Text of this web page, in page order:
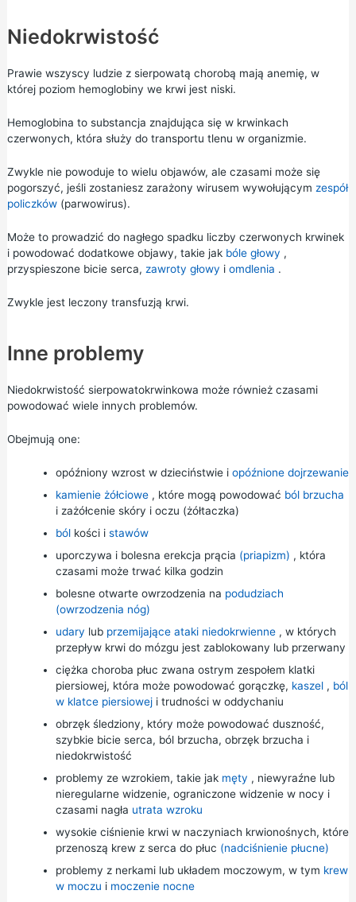
Niedokrwistość
Prawie wszyscy ludzie z sierpowatą chorobą mają anemię, w
której poziom hemoglobiny we krwi jest niski.
Hemoglobina to substancja znajdująca się w krwinkach
czerwonych, która służy do transportu tlenu w organizmie.
Zwykle nie powoduje to wielu objawów, ale czasami może się
pogorszyć, jeśli zostaniesz zarażony wirusem wywołującym zespół
policzków(parwowirus).
Może to prowadzić do nagłego spadku liczby czerwonych krwinek
i powodować dodatkowe objawy, takie jak bóle głowy ,
przyspieszone bicie serca, zawroty głowy i omdlenia .
Zwykle jest leczony transfuzją krwi.
Inne problemy
Niedokrwistość sierpowatokrwinkowa może również czasami
powodować wiele innych problemów.
Obejmują one:
opóźniony wzrost w dzieciństwie i opóźnione dojrzewanie
kamienie żółciowe, które mogą powodować ból brzucha
i zażółcenie skóry i oczu (żółtaczka)
bólkości i stawów
uporczywa i bolesna erekcja prącia (priapizm) , która
czasami może trwać kilka godzin
bolesne otwarte owrzodzenia na podudziach
(owrzodzenia nóg)
udary lub przemijające ataki niedokrwienne, w których
przepływ krwi do mózgu jest zablokowany lub przerwany
ciężka choroba płuc zwana ostrym zespołem klatki
piersiowej, która może powodować gorączkę, kaszel, ból
w klatce piersioweji trudności w oddychaniu
obrzęk śledziony, który może powodować duszność,
szybkie bicie serca, ból brzucha, obrzęk brzucha i
niedokrwistość
problemy ze wzrokiem, takie jak męty , niewyraźne lub
nieregularne widzenie, ograniczone widzenie w nocy i
czasami nagła utrata wzroku
wysokie ciśnienie krwi w naczyniach krwionośnych, które
przenoszą krew z serca do płuc (nadciśnienie płucne)
problemy z nerkami lub układem moczowym, w tym krew
w moczu i moczenie nocne